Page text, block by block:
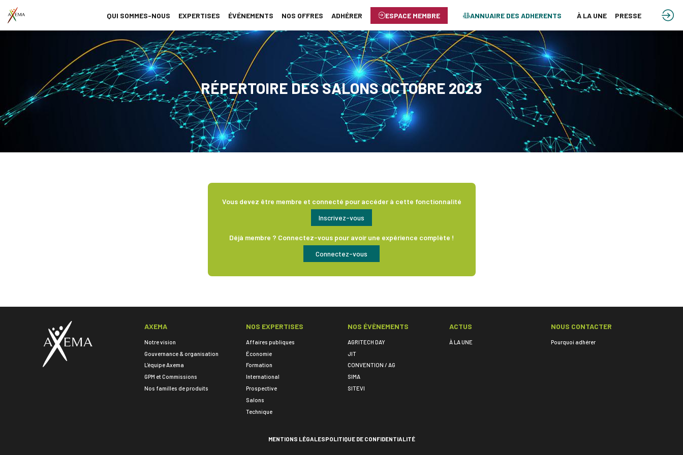
QUI SOMMES-NOUS EXPERTISES ÉVÉNEMENTS NOS OFFRES ADHÉRER ESPACE MEMBRE ANNUAIRE DES ADHERENTS À LA UNE PRESSE
RÉPERTOIRE DES SALONS OCTOBRE 2023
Vous devez être membre et connecté pour accéder à cette fonctionnalité
Inscrivez-vous
Déjà membre ? Connectez-vous pour avoir une expérience complète !
Connectez-vous
AXEMA
Notre vision
Gouvernance & organisation
L'équipe Axema
GPM et Commissions
Nos familles de produits
NOS EXPERTISES
Affaires publiques
Économie
Formation
International
Prospective
Salons
Technique
NOS ÉVÈNEMENTS
AGRITECH DAY
JIT
CONVENTION / AG
SIMA
SITEVI
ACTUS
À LA UNE
NOUS CONTACTER
Pourquoi adhérer
MENTIONS LÉGALESPOLITIQUE DE CONFIDENTIALITÉ